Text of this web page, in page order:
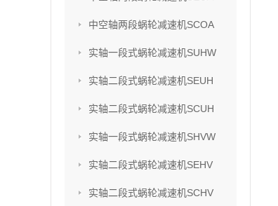
中空轴两段蜗轮减速机SCOA
实轴一段式蜗轮减速机SUHW
实轴二段式蜗轮减速机SEUH
实轴二段式蜗轮减速机SCUH
实轴一段式蜗轮减速机SHVW
实轴二段式蜗轮减速机SEHV
实轴二段式蜗轮减速机SCHV